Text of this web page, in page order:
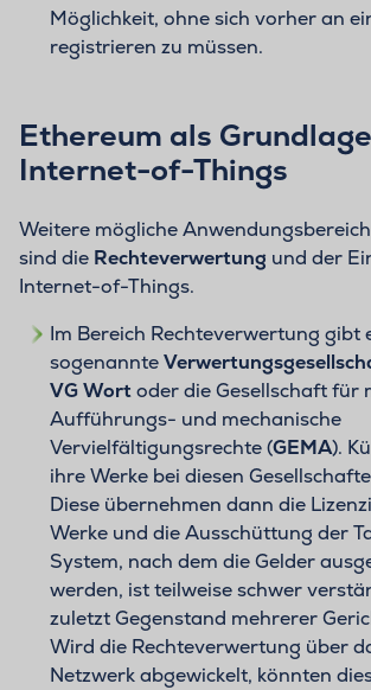
Möglichkeit, ohne sich vorher an
registrieren zu müssen.
Ethereum als
Internet-of-Things
Weitere mögliche
sind die Rechteverwertung und der
Internet-of-Things.
Im Bereich Rechteverwertung gibt
sogenannte
VG Wortoder die Gesellschaft für
Aufführungs- und mechanische
Vervielfältigungsrechte (GEMA).
ihre Werke bei diesen
Diese übernehmen dann die
Werke und die Ausschüttung der
System, nach dem die Gelder
werden, ist teilweise schwer
zuletzt Gegenstand mehrerer
Wird die Rechteverwertung über
Netzwerk abgewickelt, könnten